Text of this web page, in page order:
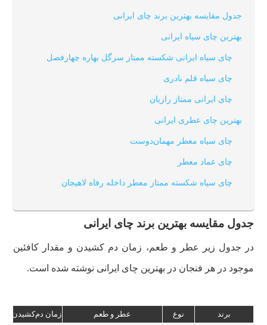
جدول مقایسه بهترین برند چای ایرانی
بهترین چای سیاه ایرانی
چای سیاه ایرانی شکسته ممتاز سرگل بهاره چهارفصل
چای سياه قلم نادری
چای ایرانی ممتاز رازیان
بهترین چای عطری ایرانی
چای سیاه معطر مهمان‌دوست
چای عماد معطر
چای سیاه شکسته ممتاز معطر داخله رفاه لاهیجان
جدول مقایسه بهترین برند چای ایرانی
در جدول زیر عطر و طعم، زمان دم کشیدن و مقدار کافئین
موجود در هر فنجان در بهترین چای ایرانی نوشته شده است.
برند نوع عطر و طعم زمان دم‌کشیدن